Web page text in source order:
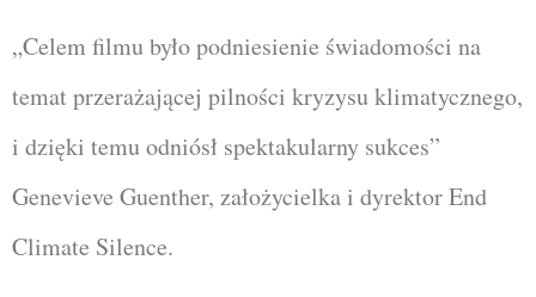
„Celem filmu było podniesienie świadomości na
temat przerażającej pilności kryzysu klimatycznego,
i dzięki temu odniósł spektakularny sukces”
Genevieve Guenther, założycielka i dyrektor End
Climate Silence.